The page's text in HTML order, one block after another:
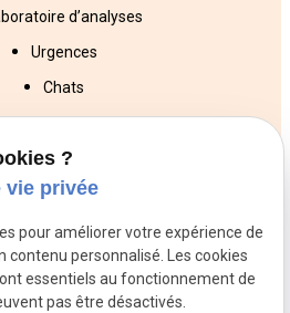
d’analyses
Urgences
Chats
Chiens
NAC
Poissy
Conflans St
Honorine
Veterinaires
?
vie privée
pour améliorer votre expérience de
personnalisé. Les cookies
essentiels au fonctionnement de
pas être désactivés.